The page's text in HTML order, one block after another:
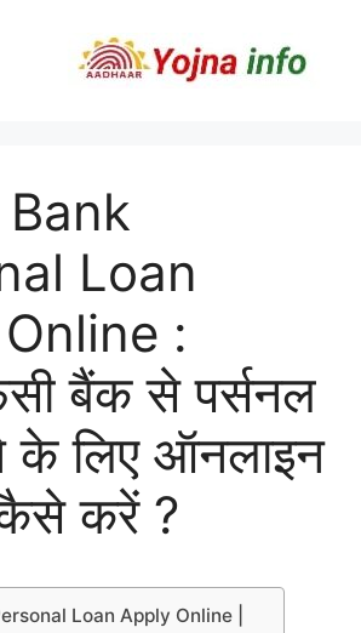
Loan
:
बैंक से पर्सनल
के लिए ऑनलाइन
करें ?
Loan Apply Online |